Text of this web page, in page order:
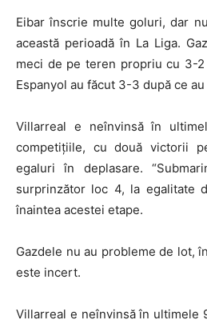
Eibar înscrie multe goluri, dar
această perioadă în La Liga.
meci de pe teren propriu cu 3-
Espanyol au făcut 3-3 după ce
Villarreal e neînvinsă în
competițiile, cu două victorii
egaluri în deplasare.
surprinzător loc 4, la egalitate
înaintea acestei etape.
Gazdele nu au probleme de lot,
este incert.
Villarreal e neînvinsă în ultimele